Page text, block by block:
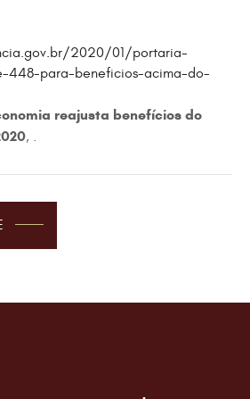
2020/01/portaria-
448-para-beneficios-acima-do-
reajusta benefícios do
, .